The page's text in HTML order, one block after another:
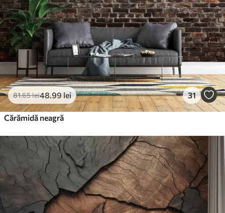
Vinil Premium
250.00150 .00
Peel and Stick
300.00180.00lei/m²
81.65lei48.99 lei 31
Cărămidă neagră